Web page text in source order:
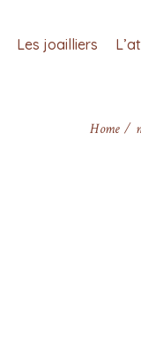
Les joailliers
Home